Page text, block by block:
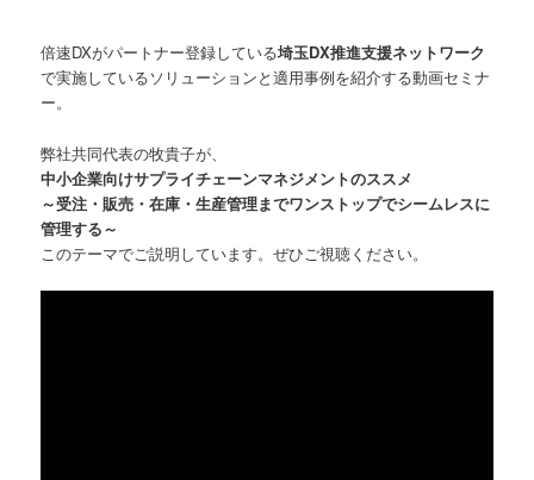
倍速DXがパートナー登録している埼玉DX推進支援ネットワーク
で実施しているソリューションと適用事例を紹介する動画セミナ
ー。
弊社共同代表の牧貴子が、
中小企業向けサプライチェーンマネジメントのススメ
～受注・販売・在庫・生産管理までワンストップでシームレスに
管理する～
このテーマでご説明しています。ぜひご視聴ください。